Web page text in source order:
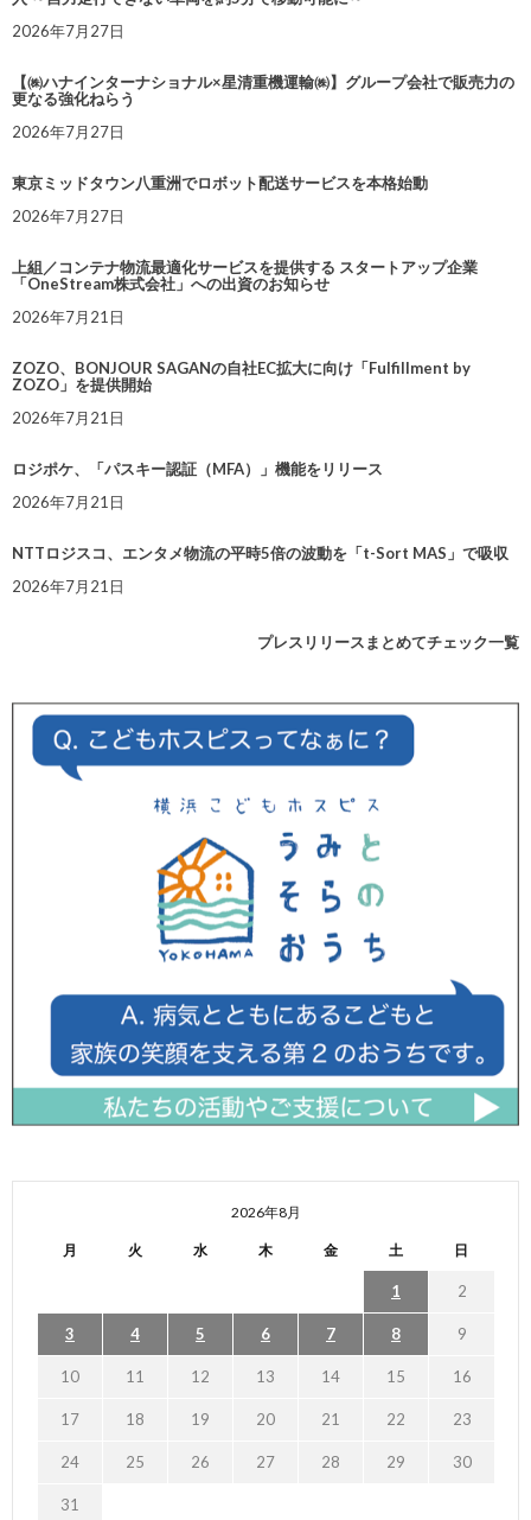
2026年7月27日
【㈱ハナインターナショナル×星清重機運輸㈱】グループ会社で販売力の
更なる強化ねらう
2026年7月27日
東京ミッドタウン八重洲でロボット配送サービスを本格始動
2026年7月27日
上組／コンテナ物流最適化サービスを提供する スタートアップ企業
「OneStream株式会社」への出資のお知らせ
2026年7月21日
ZOZO、BONJOUR SAGANの自社EC拡大に向け「Fulfillment by
ZOZO」を提供開始
2026年7月21日
ロジポケ、「パスキー認証（MFA）」機能をリリース
2026年7月21日
NTTロジスコ、エンタメ物流の平時5倍の波動を「t-Sort MAS」で吸収
2026年7月21日
プレスリリースまとめてチェック一覧
2026年8月
月 火 水 木 金 土 日
1 2
3 4 5 6 7 8 9
10 11 12 13 14 15 16
17 18 19 20 21 22 23
24 25 26 27 28 29 30
31